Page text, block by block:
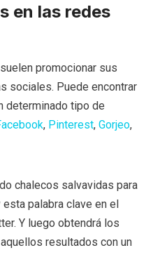
en las redes
promocionar sus
sociales. Puede encontrar
determinado tipo de
, Pinterest, Gorjeo,
chalecos salvavidas para
palabra clave en el
Y luego obtendrá los
resultados con un